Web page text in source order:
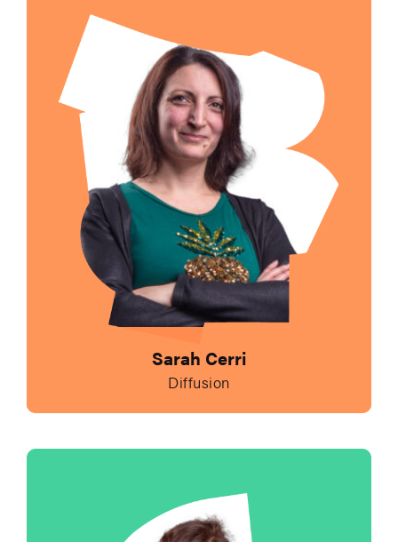
Sarah Cerri
Diffusion
Envoyer un e-mail